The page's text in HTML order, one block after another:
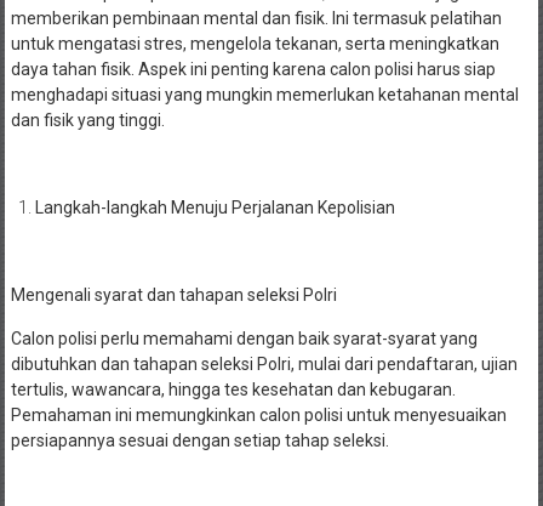
memberikan pembinaan mental dan fisik. Ini termasuk pelatihan
untuk mengatasi stres, mengelola tekanan, serta meningkatkan
daya tahan fisik. Aspek ini penting karena calon polisi harus siap
menghadapi situasi yang mungkin memerlukan ketahanan mental
dan fisik yang tinggi.
Langkah-langkah Menuju Perjalanan Kepolisian
Mengenali syarat dan tahapan seleksi Polri
Calon polisi perlu memahami dengan baik syarat-syarat yang
dibutuhkan dan tahapan seleksi Polri, mulai dari pendaftaran, ujian
tertulis, wawancara, hingga tes kesehatan dan kebugaran.
Pemahaman ini memungkinkan calon polisi untuk menyesuaikan
persiapannya sesuai dengan setiap tahap seleksi.